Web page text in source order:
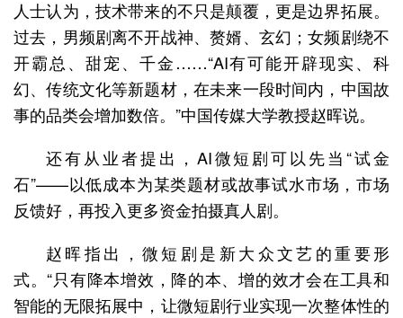
人士认为，技术带来的不只是颠覆，更是边界拓展。
过去，男频剧离不开战神、赘婿、玄幻；女频剧绕不
开霸总、甜宠、千金……“AI有可能开辟现实、科
幻、传统文化等新题材，在未来一段时间内，中国故
事的品类会增加数倍。”中国传媒大学教授赵晖说。
还有从业者提出，AI微短剧可以先当“试金
石”——以低成本为某类题材或故事试水市场，市场
反馈好，再投入更多资金拍摄真人剧。
赵晖指出，微短剧是新大众文艺的重要形
式。“只有降本增效，降的本、增的效才会在工具和
智能的无限拓展中，让微短剧行业实现一次整体性的